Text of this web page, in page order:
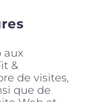
aux
&
de visites,
que de